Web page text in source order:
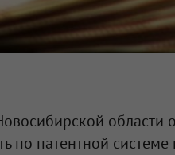
области
по патентной